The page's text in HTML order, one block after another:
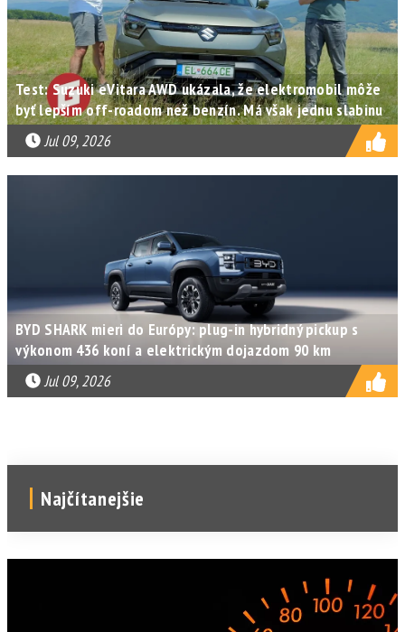
Test: Suzuki eVitara AWD ukázala, že elektromobil môže
byť lepším off-roadom než benzín. Má však jednu slabinu
Jul 09, 2026
BYD SHARK mieri do Európy: plug-in hybridný pickup s
výkonom 436 koní a elektrickým dojazdom 90 km
Jul 09, 2026
Najčítanejšie